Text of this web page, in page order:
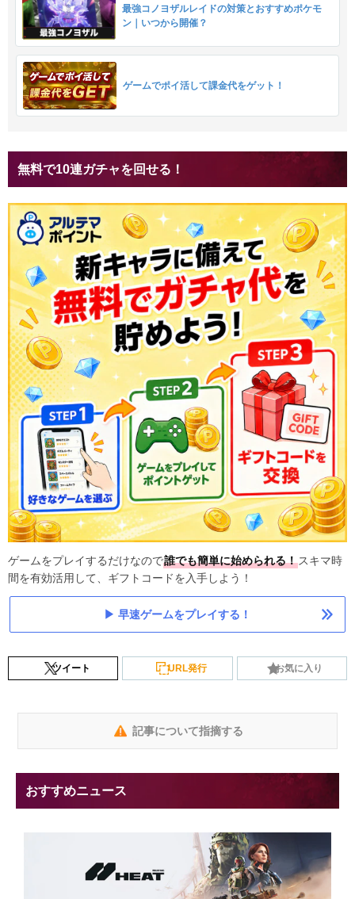
最強コノヨザルレイドの対策とおすすめポケモ
ン｜いつから開催？
ゲームでポイ活して課金代をゲット！
無料で10連ガチャを回せる！
ゲームをプレイするだけなので誰でも簡単に始められる！スキマ時
間を有効活用して、ギフトコードを入手しよう！
早速ゲームをプレイする！
ツイート URL発行 お気に入り
記事について指摘する
おすすめニュース